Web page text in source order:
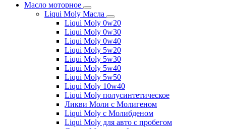
Масло моторное
Liqui Moly Масла
Liqui Moly 0w20
Liqui Moly 0w30
Liqui Moly 0w40
Liqui Moly 5w20
Liqui Moly 5w30
Liqui Moly 5w40
Liqui Moly 5w50
Liqui Moly 10w40
Liqui Moly полусинтетическое
Ликви Моли с Молигеном
Liqui Moly с Молибденом
Liqui Moly для авто с пробегом